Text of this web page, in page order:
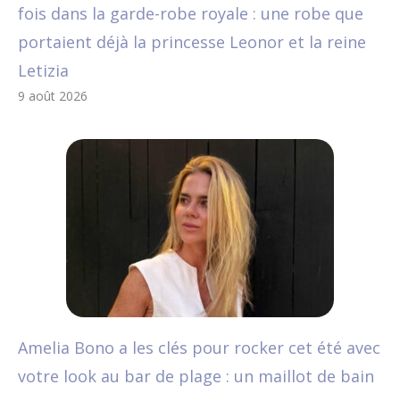
fois dans la garde-robe royale : une robe que
portaient déjà la princesse Leonor et la reine
Letizia
9 août 2026
Amelia Bono a les clés pour rocker cet été avec
votre look au bar de plage : un maillot de bain